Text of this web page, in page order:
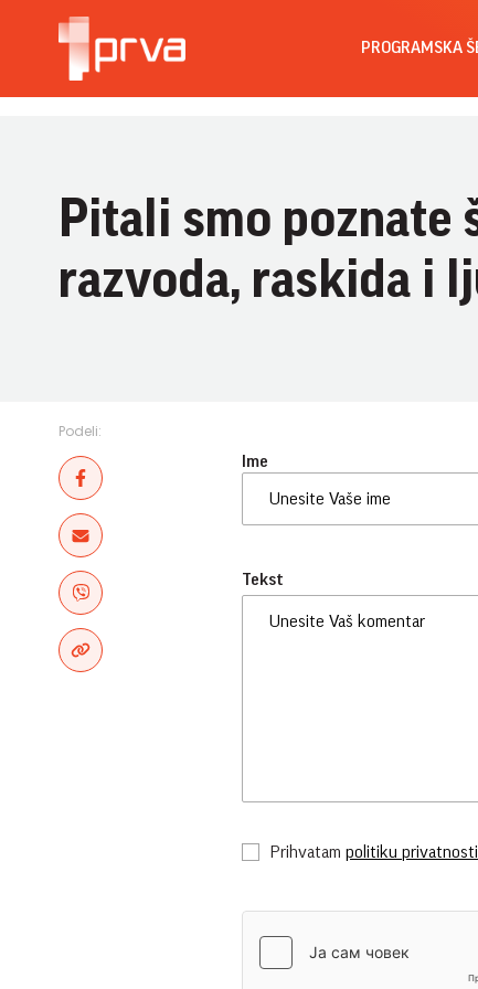
PROGRAMSKA
Pitali smo poznate
razvoda, raskida i
Podeli:
Ime
Tekst
Prihvatam politiku privatnosti